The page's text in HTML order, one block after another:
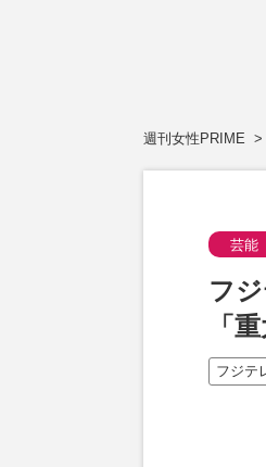
週刊女性PRIME
芸能
フ
「
フジテ